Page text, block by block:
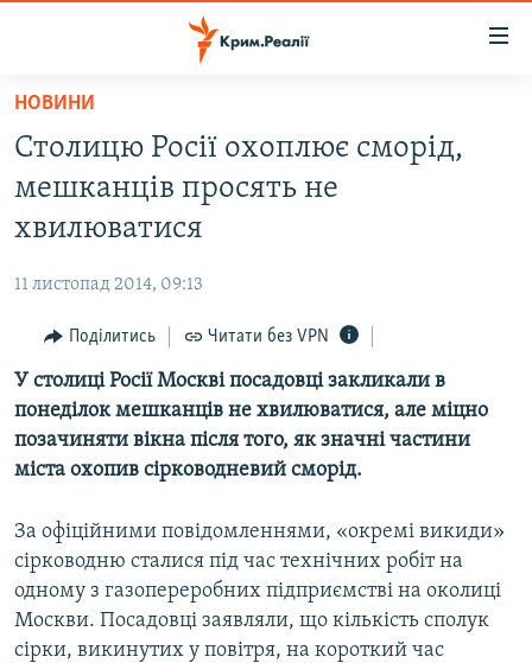
Перейти
основного
матеріалу
до
основної
Перейти
пошуку
ВОДА.КРИМ
БЛОГИ
ПОГЛЯД
ІНТЕРВ'Ю
ВСЕ ЗА ДЕНЬ
СПЕЦПРОЕКТИ
ВІДЕОУРОКИ «ELIFBE»
СВІДЧЕННЯ ОКУПАЦІЇ
УКРАЇНСЬКА ПРОБЛЕМА КРИМУ
Русский
Qırımtatar
НОВИНИ
Столицю Росії охоплює сморід,
мешканців просять не
хвилюватися
11 листопад 2014, 09:13
Поділитись Читати без VPN
У столиці Росії Москві посадовці закликали в
понеділок мешканців не хвилюватися, але міцно
позачиняти вікна після того, як значні частини
міста охопив сірководневий сморід.
За офіційними повідомленнями, «окремі викиди»
сірководню сталися під час технічних робіт на
одному з газопереробних підприємстві на околиці
Москви. Посадовці заявляли, що кількість сполук
сірки, викинутих у повітря, на короткий час